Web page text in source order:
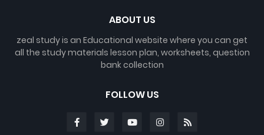
ABOUT US
zeal study is an Educational website where you can get
all the study materials lesson plan, worksheets, question
bank collection
FOLLOW US